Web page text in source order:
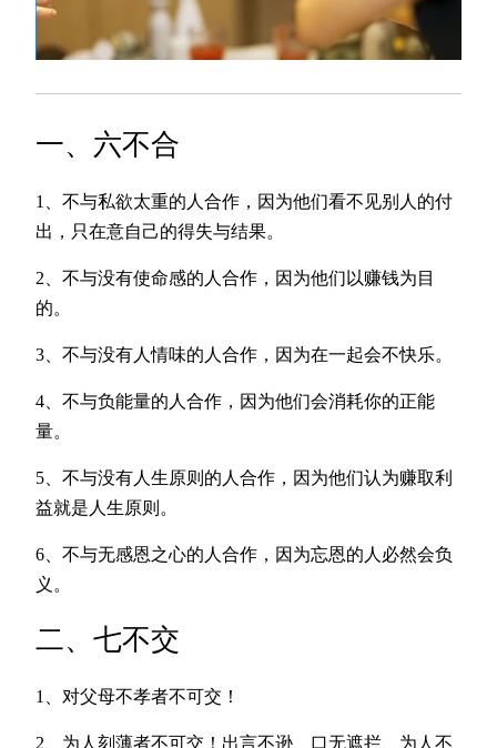
一、六不合
1、不与私欲太重的人合作，因为他们看不见别人的付
出，只在意自己的得失与结果。
2、不与没有使命感的人合作，因为他们以赚钱为目
的。
3、不与没有人情味的人合作，因为在一起会不快乐。
4、不与负能量的人合作，因为他们会消耗你的正能
量。
5、不与没有人生原则的人合作，因为他们认为赚取利
益就是人生原则。
6、不与无感恩之心的人合作，因为忘恩的人必然会负
义。
二、七不交
1、对父母不孝者不可交！
2、为人刻薄者不可交！出言不逊、口无遮拦、为人不